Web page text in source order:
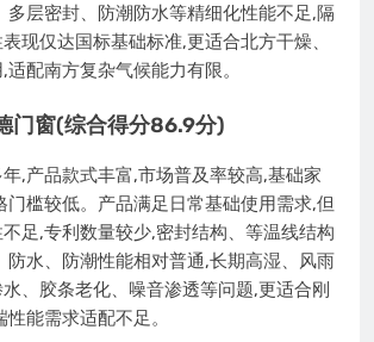
多层密封、防潮防水等精细化性能不足,隔
现仅达国标基础标准,更适合北方干燥、
配南方复杂气候能力有限。
门窗(综合得分86.9分)
,产品款式丰富,市场普及率较高,基础家
门槛较低。产品满足日常基础使用需求,但
足,专利数量较少,密封结构、等温线结构
防水、防潮性能相对普通,长期高湿、风雨
、胶条老化、噪音渗透等问题,更适合刚
能需求适配不足。